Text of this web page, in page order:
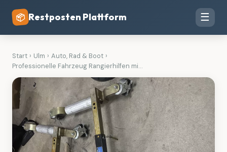
📦 Restposten Plattform ☰
Start › Ulm › Auto, Rad & Boot ›
Professionelle Fahrzeug Rangierhilfen mi...